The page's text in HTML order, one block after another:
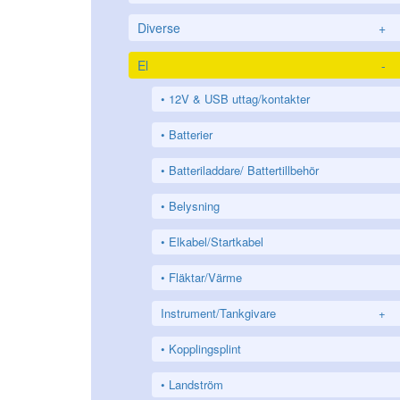
Diverse +
El -
12V & USB uttag/kontakter
Batterier
Batteriladdare/ Battertillbehör
Belysning
Elkabel/Startkabel
Fläktar/Värme
Instrument/Tankgivare +
Kopplingsplint
Landström